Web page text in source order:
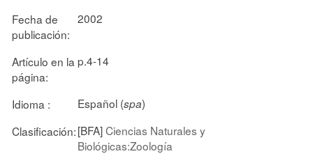
Fecha de
publicación:
2002
Artículo en la
página:
p.4-14
Idioma : Español (spa)
Clasificación:[BFA]Ciencias Naturales y
Biológicas:Zoología